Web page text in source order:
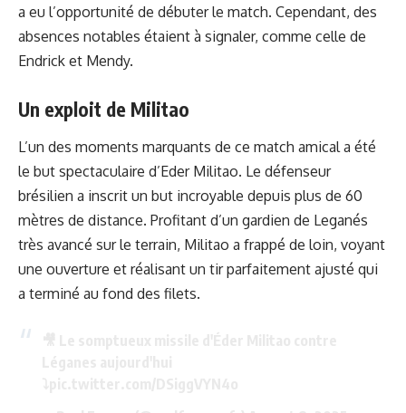
a eu l’opportunité de débuter le match. Cependant, des
absences notables étaient à signaler, comme celle de
Endrick et Mendy.
Un exploit de Militao
L’un des moments marquants de ce match amical a été
le but spectaculaire d’Eder Militao. Le défenseur
brésilien a inscrit un but incroyable depuis plus de 60
mètres de distance. Profitant d’un gardien de Leganés
très avancé sur le terrain, Militao a frappé de loin, voyant
une ouverture et réalisant un tir parfaitement ajusté qui
a terminé au fond des filets.